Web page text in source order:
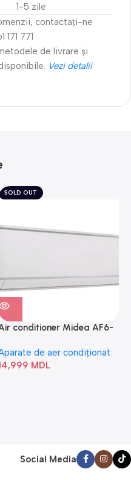
1-5 zile
contactați-ne
771
de livrare și
Vezi detalii
SOLD OUT
conditioner Midea AF6-
de aer condiționat
MDL
Social Media